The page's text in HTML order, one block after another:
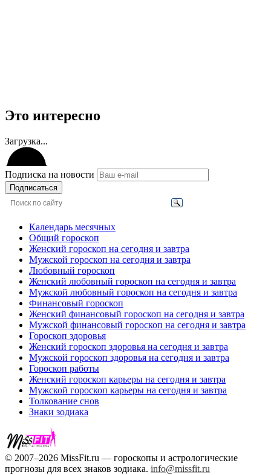
Это интересно
Загрузка...
Подписка на новости
Подписаться
Календарь месячных
Общий гороскоп
Женский гороскоп на сегодня и завтра
Мужской гороскоп на сегодня и завтра
Любовный гороскоп
Женский любовный гороскоп на сегодня и завтра
Мужской любовный гороскоп на сегодня и завтра
Финансовый гороскоп
Женский финансовый гороскоп на сегодня и завтра
Мужской финансовый гороскоп на сегодня и завтра
Гороскоп здоровья
Женский гороскоп здоровья на сегодня и завтра
Мужской гороскоп здоровья на сегодня и завтра
Гороскоп работы
Женский гороскоп карьеры на сегодня и завтра
Мужской гороскоп карьеры на сегодня и завтра
Толкование снов
Знаки зодиака
© 2007–2026 MissFit.ru — гороскопы и астрологические
прогнозы для всех знаков зодиака. info@missfit.ru